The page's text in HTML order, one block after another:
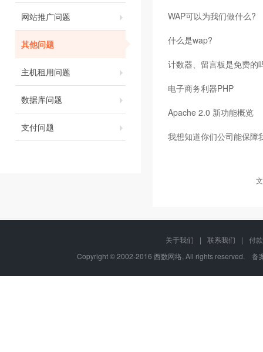
网站推广问题
其他问题
主机租用问题
数据库问题
支付问题
WAP可以为我们做什么?
什么是wap?
计数器、留言板是免费的
电子商务利器PHP
Apache 2.0 新功能概览
我想知道你们公司能保障
关于我们 | 联系我们 |
付
Copyright © 2002-2016 西数网络, All rights reserved. 备